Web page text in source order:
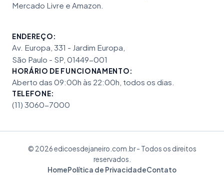
Mercado Livre e Amazon.
ENDEREÇO:
Av. Europa, 331 - Jardim Europa,
São Paulo - SP, 01449-001
HORÁRIO DE FUNCIONAMENTO:
Aberto das 09:00h às 22:00h, todos os dias.
TELEFONE:
(11) 3060-7000
© 2026 edicoesdejaneiro.com.br - Todos os direitos
reservados.
HomePolítica de PrivacidadeContato